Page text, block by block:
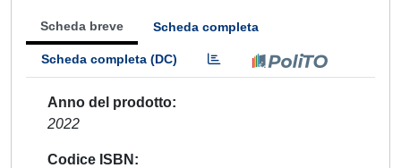
Scheda breve Scheda completa
Scheda completa (DC)
Anno del prodotto
2022
Codice ISBN